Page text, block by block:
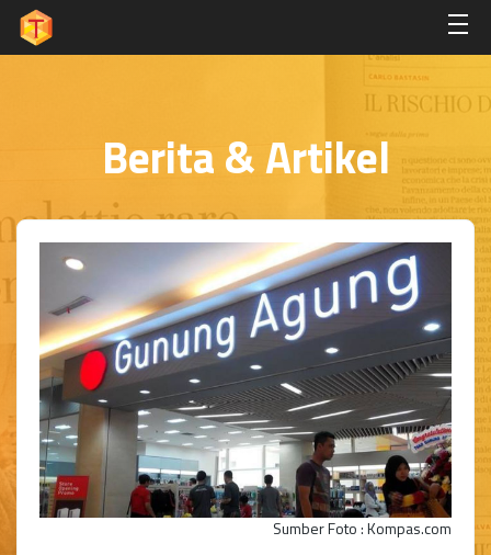
Berita & Artikel
Sumber Foto : Kompas.com